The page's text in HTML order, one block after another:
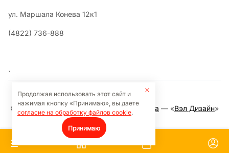
ул. Маршала Конева 12к1
(4822) 736-888
`
Продолжая использовать этот сайт и
нажимая кнопку «Принимаю», вы даете
согласие на обработку файлов cookie.
Принимаю
©2026 Кафе Тэмаки. ©Разработка сайта — «Вэл Дизайн»